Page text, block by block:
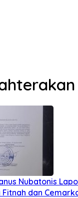
Nubatonis
Fitnah dan